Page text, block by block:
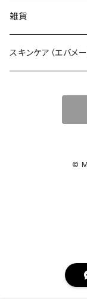
雑貨
スキンケア（エバメー
©